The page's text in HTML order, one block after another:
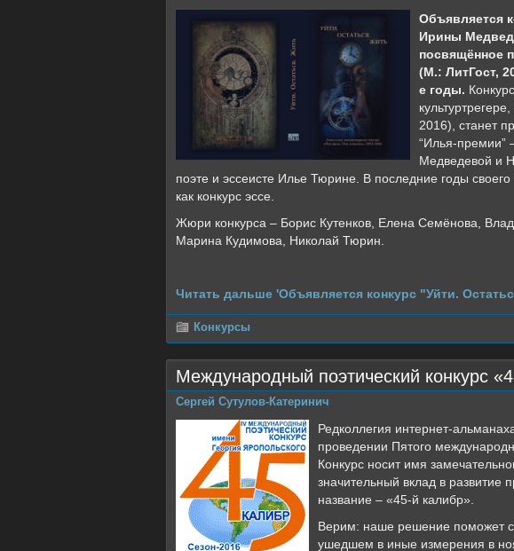
Объявляется
Ирины
посвящённое
(М.: ЛитГост,
е годы.
2016), станет
“Илья-премии”
Медведевой и
поэте и эссеисте Илье Тюрине. В последние годы
как конкурс эссе.
Жюри конкурса – Борис Кутенков, Елена Семёнова,
Марина Кудимова, Николай Тюрин.
Читать дальше 'Объявляется конкурс "Уйти.
Конкурсы
Международный поэтический конкурс
Сергей Сутулов-Катеринич
Редколлегия интернет-
проведении Пятого
Конкурс носит имя
значительный вклад в развитие
название – «45-й калибр».
Верим: наше решение поможет
ушедшем в иные измерения в